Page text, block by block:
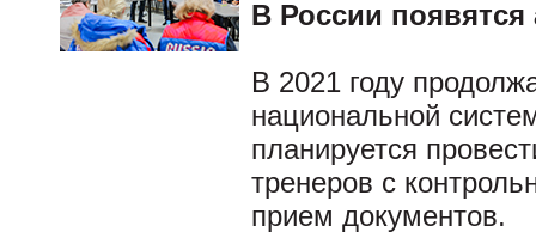
В России
В 2021 году
национальной
планируется
тренеров с
прием документов.